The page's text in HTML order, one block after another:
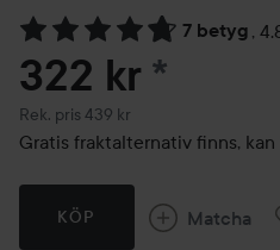
7 betyg ,
Hoppa till Betyg &
322 kr *
Rek. pris 439 kr
Rekommenderat pris 439 kr
Gratis fraktalternativ finns,
KÖP Matcha